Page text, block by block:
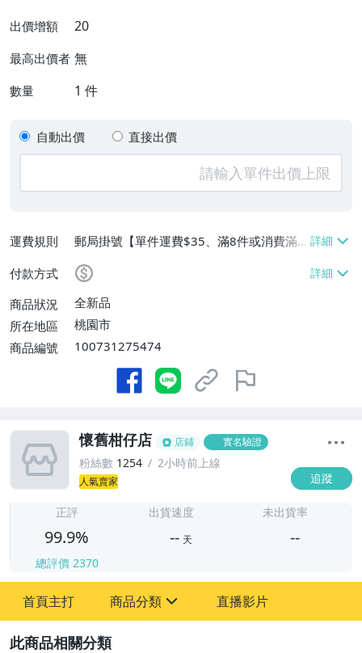
出價增額 20
最高出價者 無
數量 1 件
自動出價 直接出價
運費規則
郵局掛號【單件運費$35、滿8件或消費滿
$3500免運費】
付款方式
商品狀況
全新品
所在地區
桃園市
商品編號
100731275474
懷舊柑仔店 店鋪 實名驗證
粉絲數 1254 2小時前上線
人氣賣家 追蹤
正評
99.9%
總評價 2370
出貨速度
-- 天
未出貨率
--
首頁主打 商品分類
其它
直播影片